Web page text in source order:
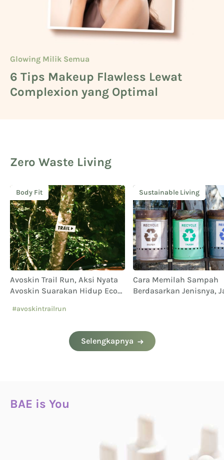
Glowing Milik Semua
6 Tips Makeup Flawless Lewat
Complexion yang Optimal
Beauty
Cara Mengetahui Warna Kulit
Kuning Langsat
Glowing Milik Semua
5 Deretan Basic Skincare untuk
Cowok
Zero Waste Living
Body Fit
Avoskin Trail Run, Aksi Nyata
Avoskin Suarakan Hidup Eco
#avoskintrailrun
Sustainable Living
Cara Memilah Sampah
Berdasarkan Jenisnya,
Selengkapnya
BAE is You